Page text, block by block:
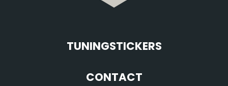
TUNINGSTICKERS
CONTACT